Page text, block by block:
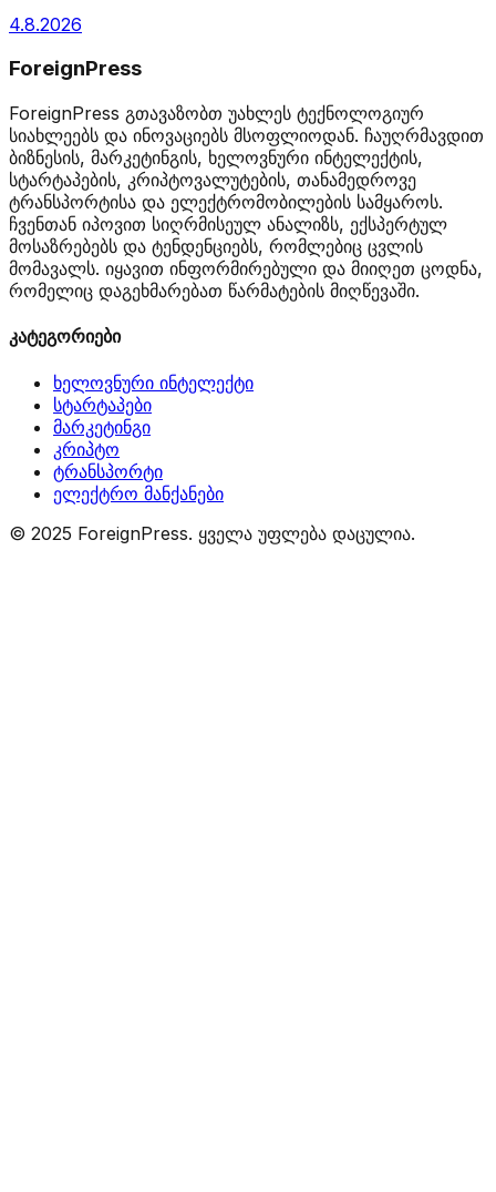
4.8.2026
ForeignPress
ForeignPress გთავაზობთ უახლეს ტექნოლოგიურ
სიახლეებს და ინოვაციებს მსოფლიოდან. ჩაუღრმავდით
ბიზნესის, მარკეტინგის, ხელოვნური ინტელექტის,
სტარტაპების, კრიპტოვალუტების, თანამედროვე
ტრანსპორტისა და ელექტრომობილების სამყაროს.
ჩვენთან იპოვით სიღრმისეულ ანალიზს, ექსპერტულ
მოსაზრებებს და ტენდენციებს, რომლებიც ცვლის
მომავალს. იყავით ინფორმირებული და მიიღეთ ცოდნა,
რომელიც დაგეხმარებათ წარმატების მიღწევაში.
კატეგორიები
ხელოვნური ინტელექტი
სტარტაპები
მარკეტინგი
კრიპტო
ტრანსპორტი
ელექტრო მანქანები
© 2025 ForeignPress. ყველა უფლება დაცულია.